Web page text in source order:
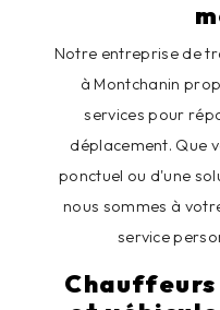
Notre entreprise de
à Montchanin
services pour
déplacement. Que
ponctuel ou d'une
nous sommes à
service